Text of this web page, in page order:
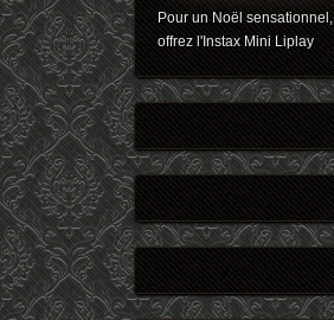
Pour un Noël sensationnel,
offrez l'Instax Mini Liplay